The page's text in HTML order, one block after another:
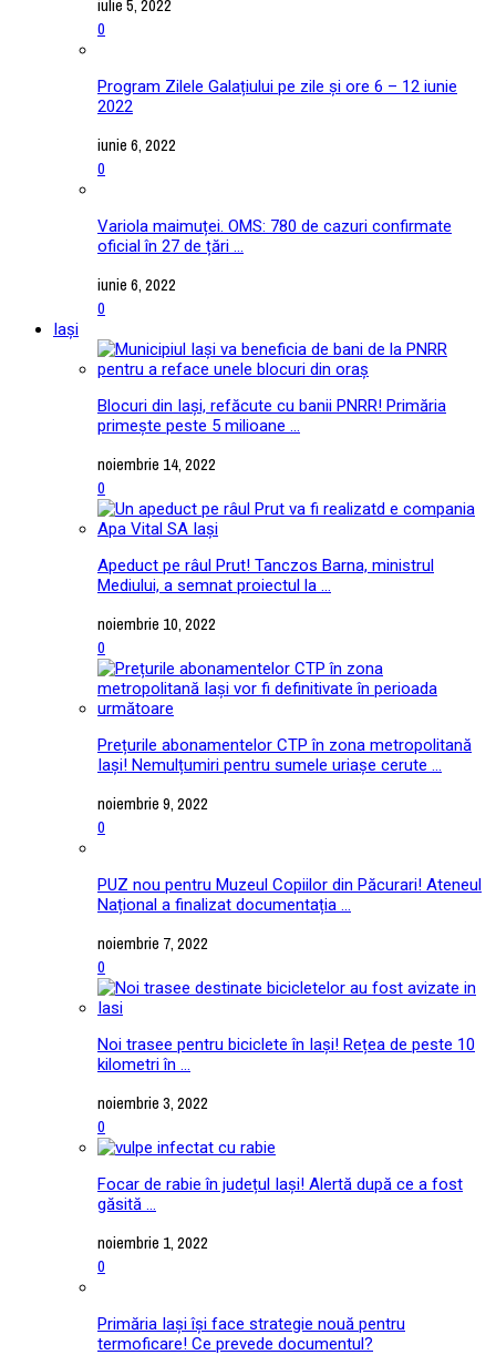
0
Program Zilele Galațiului pe zile și ore 6 – 12 iunie
2022
iunie 6, 2022
0
Variola maimuței. OMS: 780 de cazuri confirmate
oficial în 27 de țări ...
iunie 6, 2022
0
Iași
Blocuri din Iași, refăcute cu banii PNRR! Primăria
primește peste 5 milioane ...
noiembrie 14, 2022
0
Apeduct pe râul Prut! Tanczos Barna, ministrul
Mediului, a semnat proiectul la ...
noiembrie 10, 2022
0
Prețurile abonamentelor CTP în zona metropolitană
Iași! Nemulțumiri pentru sumele uriașe cerute ...
noiembrie 9, 2022
0
PUZ nou pentru Muzeul Copiilor din Păcurari! Ateneul
Național a finalizat documentația ...
noiembrie 7, 2022
0
Noi trasee pentru biciclete în Iași! Rețea de peste 10
kilometri în ...
noiembrie 3, 2022
0
Focar de rabie în județul Iași! Alertă după ce a fost
găsită ...
noiembrie 1, 2022
0
Primăria Iași își face strategie nouă pentru
termoficare! Ce prevede documentul?